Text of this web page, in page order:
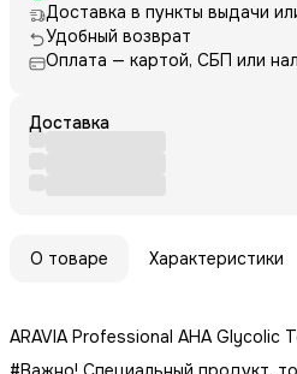
Доставка в пункты выдачи
Удобный возврат
Оплата — картой, СБП или
Доставка
О товаре Характеристики
ARAVIA Professional AHA Glycolic